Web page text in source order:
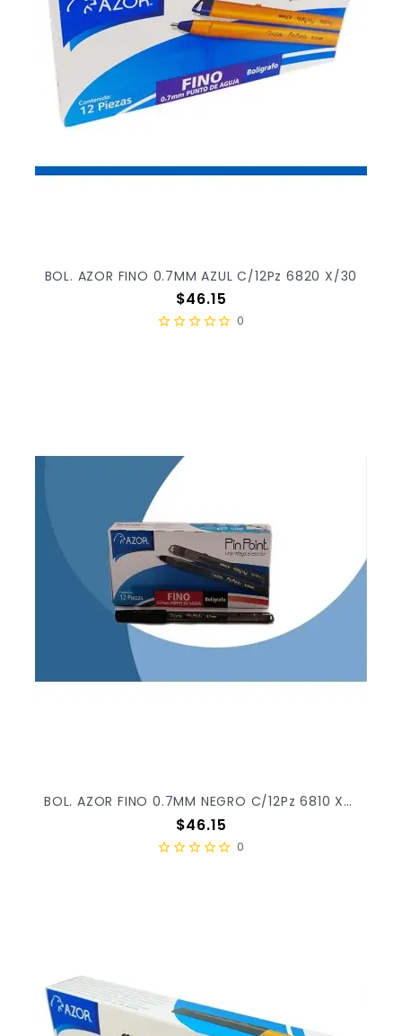
BOL. AZOR FINO 0.7MM AZUL C/12Pz 6820 X/30
Precio
$46.15
0
BOL. AZOR FINO 0.7MM NEGRO C/12Pz 6810 X/30
Precio
$46.15
0